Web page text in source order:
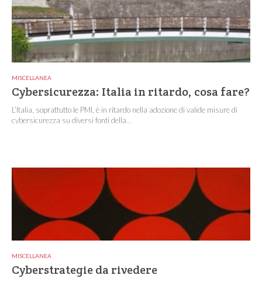
MISCELLANEA
Cybersicurezza: Italia in ritardo, cosa fare?
L’Italia, soprattutto le PMI, è in ritardo nella adozione di valide misure di
cybersicurezza su diversi fonti della...
MISCELLANEA
Cyberstrategie da rivedere